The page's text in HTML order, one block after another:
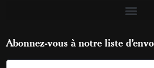
Abonnez-vous à notre liste